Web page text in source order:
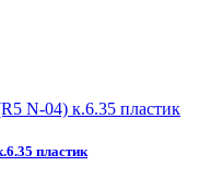
пластик